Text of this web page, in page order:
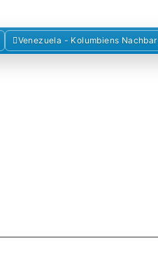
Venezuela - Kolumbiens Nachbar